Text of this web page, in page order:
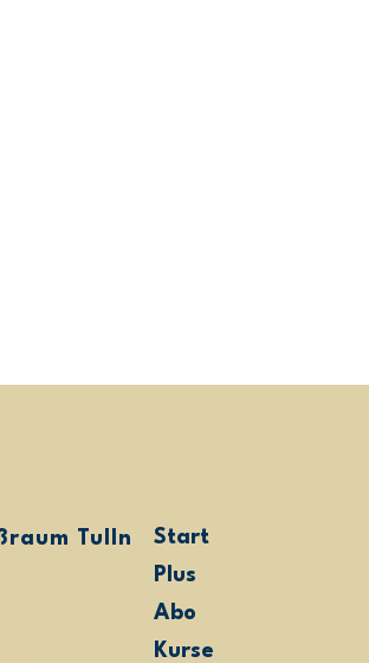
Tullnerfeld
Start
Plus
Abo
Kurse